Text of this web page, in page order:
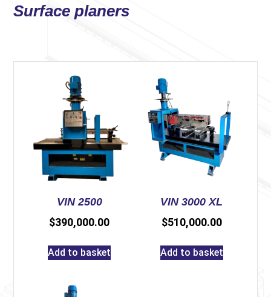
Surface planers
VIN 2500
$390,000.00
Add to basket
VIN 3000 XL
$510,000.00
Add to basket